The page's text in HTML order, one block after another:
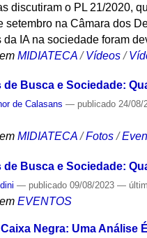
discutiram o PL 21/2020,
setembro na Câmara dos
da IA na sociedade foram
MIDIATECA /Vídeos /
de Busca e Sociedade:
de Calasans — publicado 24/08/
MIDIATECA /Fotos /
de Busca e Sociedade:
— publicado 09/08/2023—
EVENTOS
Negra: Uma Análise